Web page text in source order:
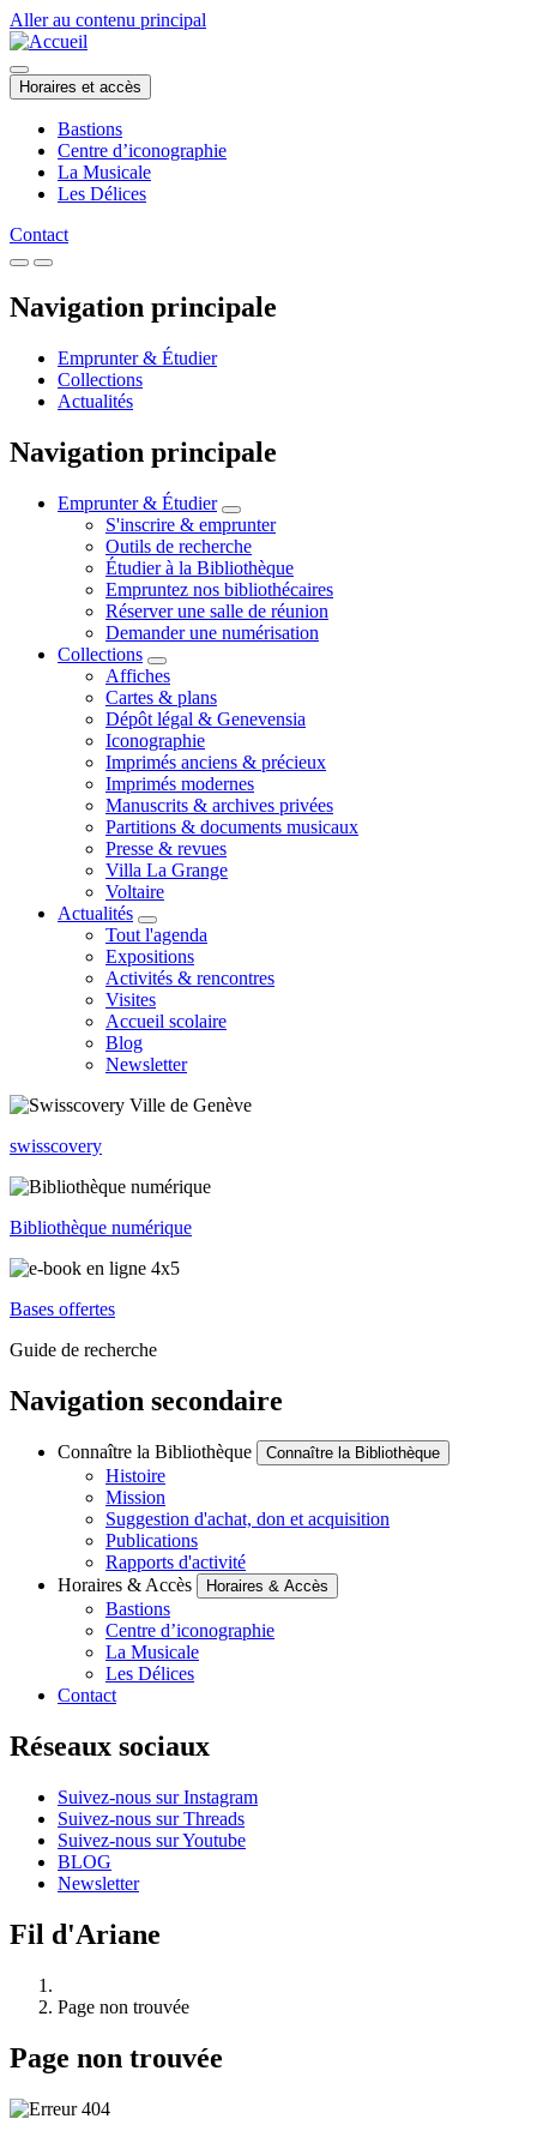
Aller au contenu principal
Horaires et accès
Bastions
Centre d’iconographie
La Musicale
Les Délices
Contact
Navigation principale
Emprunter & Étudier
Collections
Actualités
Navigation principale
Emprunter & Étudier
S'inscrire & emprunter
Outils de recherche
Étudier à la Bibliothèque
Empruntez nos bibliothécaires
Réserver une salle de réunion
Demander une numérisation
Collections
Affiches
Cartes & plans
Dépôt légal & Genevensia
Iconographie
Imprimés anciens & précieux
Imprimés modernes
Manuscrits & archives privées
Partitions & documents musicaux
Presse & revues
Villa La Grange
Voltaire
Actualités
Tout l'agenda
Expositions
Activités & rencontres
Visites
Accueil scolaire
Blog
Newsletter
swisscovery
Bibliothèque numérique
Bases offertes
Guide de recherche
Navigation secondaire
Connaître la Bibliothèque Connaître la Bibliothèque
Histoire
Mission
Suggestion d'achat, don et acquisition
Publications
Rapports d'activité
Horaires & Accès
Horaires & Accès
Bastions
Centre d’iconographie
La Musicale
Les Délices
Contact
Réseaux sociaux
Suivez-nous sur Instagram
Suivez-nous sur Threads
Suivez-nous sur Youtube
BLOG
Newsletter
Fil d'Ariane
Page non trouvée
Page non trouvée